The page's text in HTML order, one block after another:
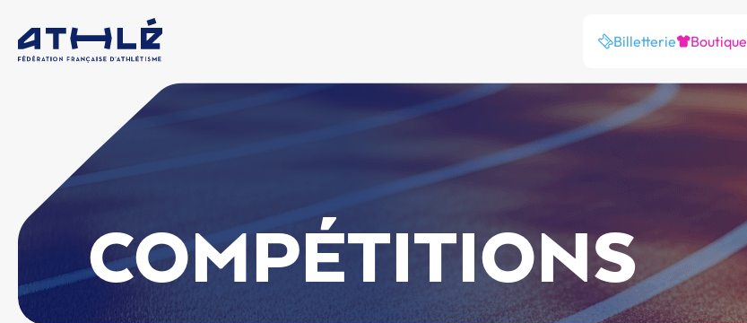
Billetterie Boutique
COMPÉTITIONS